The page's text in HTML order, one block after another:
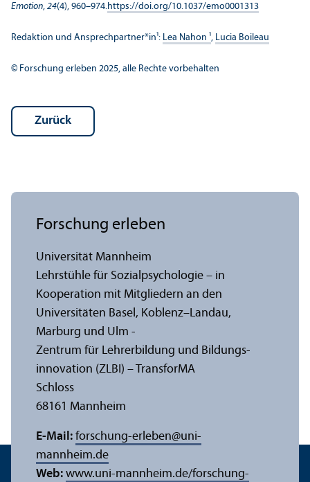
Emotion, 24(4), 960–974.https://doi.org/10.1037/emo0001313
Redaktion und Ansprech­partner*in¹: Lea Nahon ¹, Lucia Boileau
© Forschung erleben 2025, alle Rechte vorbehalten
Zurück
Forschung erleben
Universität Mannheim
Lehr­stühle für Sozialpsychologie – in
Kooperation mit Mitgliedern an den
Universitäten Basel, Koblenz–Landau,
Marburg und Ulm -
Zentrum für Lehr­erbildung und Bildungs­
innovation (ZLBI) – Trans­forMA
Schloss
68161 Mannheim
E-Mail: forschung-erleben@uni-
mannheim.de
Web: www.uni-mannheim.de/forschung-